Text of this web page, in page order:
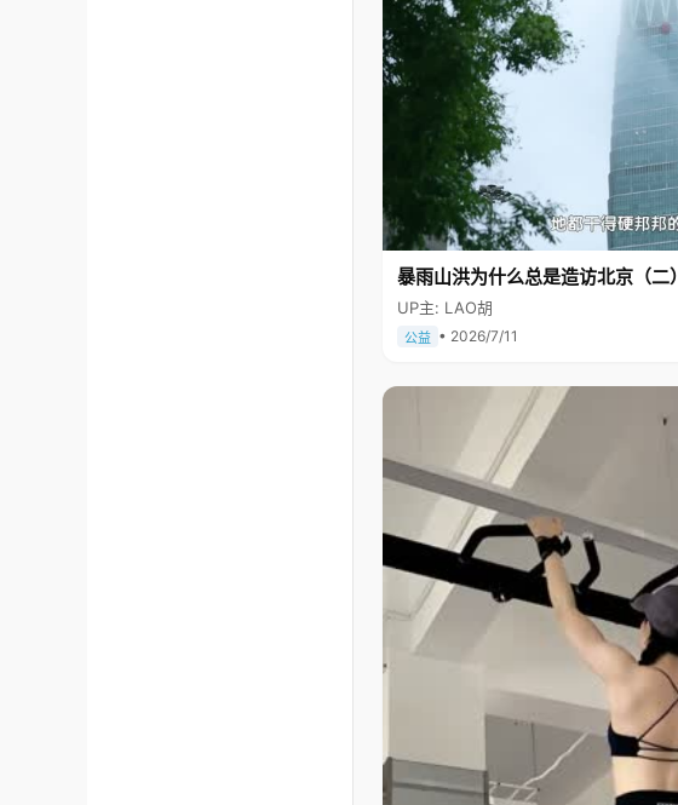
暴雨山洪为什么总是造访北京（二）
UP主: LAO胡
公益 • 2026/7/11